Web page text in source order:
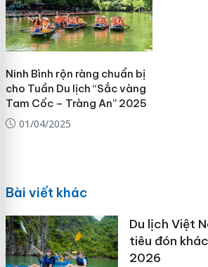
Ninh Bình rộn ràng chuẩn bị
cho Tuần Du lịch “Sắc vàng
Tam Cốc – Tràng An” 2025
01/04/2025
Bài viết khác
Du lịch Việt
tiêu đón
2026